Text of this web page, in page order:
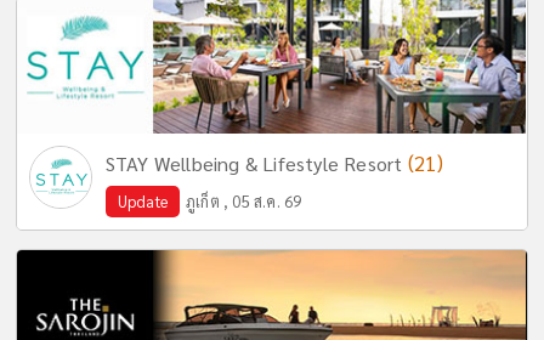
STAY Wellbeing & Lifestyle Resort (21)
Update ภูเก็ต , 05 ส.ค. 69